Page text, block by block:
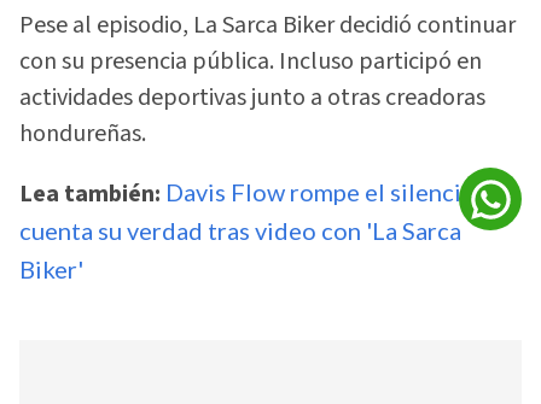
Pese al episodio, La Sarca Biker decidió continuar
con su presencia pública. Incluso participó en
actividades deportivas junto a otras creadoras
hondureñas.
Lea también: Davis Flow rompe el silencio y
cuenta su verdad tras video con 'La Sarca
Biker'